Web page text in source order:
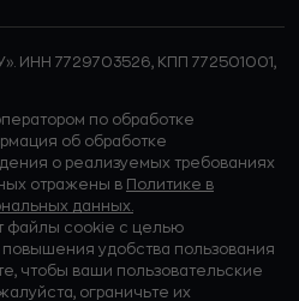
ИНН 7729703526, КПП 772501001,
по обработке
об обработке
о реализуемых требованиях
отражены в Политике в
данных.
файлы cookie с целью
удобства пользования
чтобы ваши пользовательские
ограничьте их